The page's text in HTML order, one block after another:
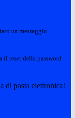
un messaggio
il reset della password
di posta elettronica!